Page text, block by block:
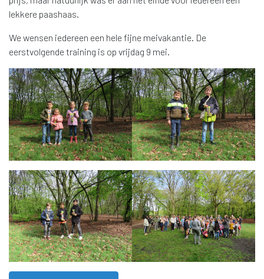
lekkere paashaas.
We wensen iedereen een hele fijne meivakantie. De
eerstvolgende training is op vrijdag 9 mei.